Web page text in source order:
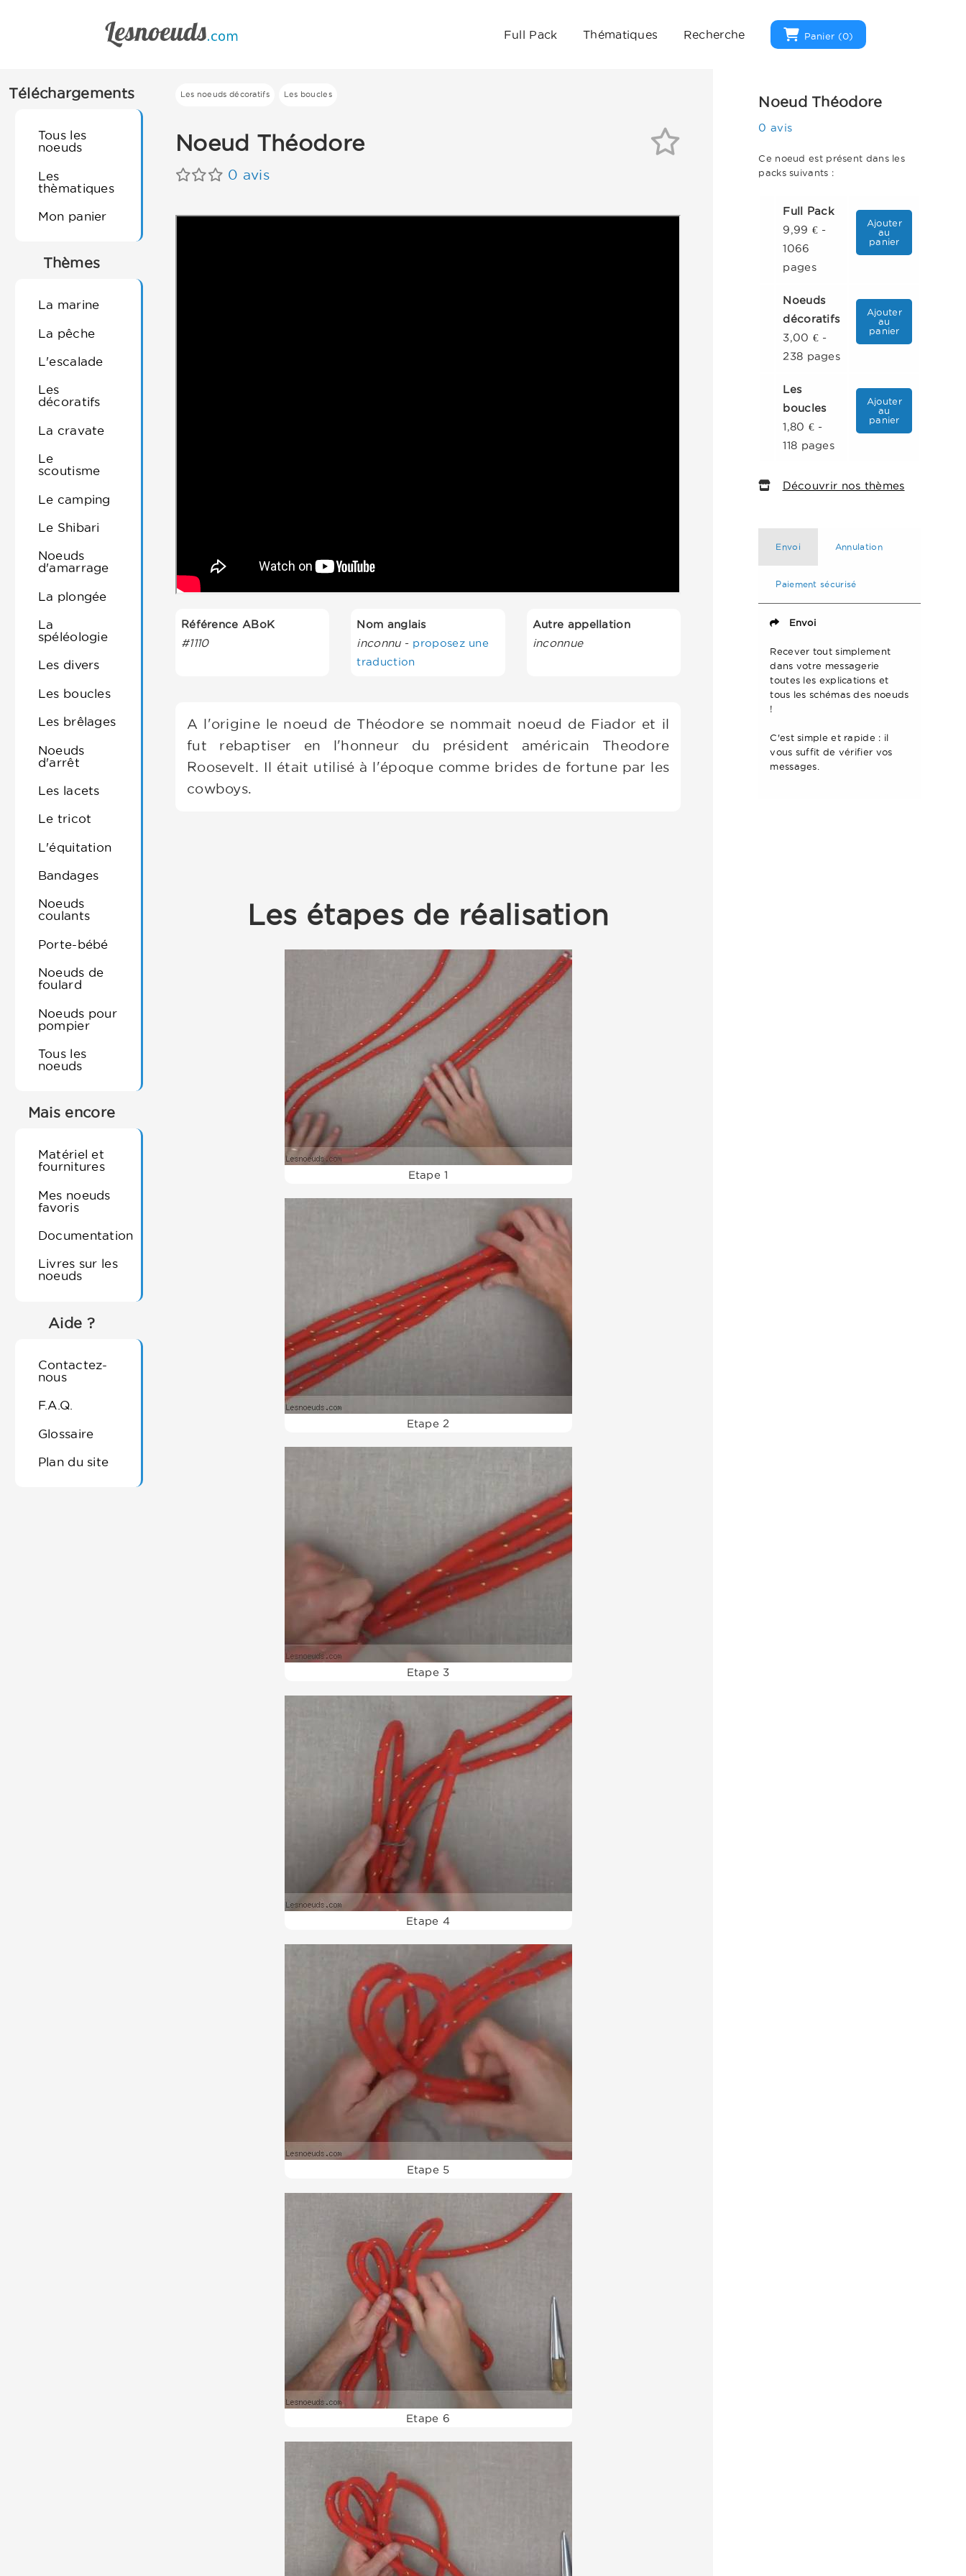
Full Pack Thématiques Recherche Panier (0)
Téléchargements
Tous les
noeuds
Les
thèmatiques
Mon panier
Thèmes
La marine
La pêche
L'escalade
Les
décoratifs
La cravate
Le
scoutisme
Le camping
Le Shibari
Noeuds
d'amarrage
La plongée
La
spéléologie
Les divers
Les boucles
Les brêlages
Noeuds
d'arrêt
Les lacets
Le tricot
L'équitation
Bandages
Noeuds
coulants
Porte-bébé
Noeuds de
foulard
Noeuds pour
pompier
Tous les
noeuds
Mais encore
Matériel et
fournitures
Mes noeuds
favoris
Documentation
Livres sur les
noeuds
Aide ?
Contactez-
nous
F.A.Q.
Glossaire
Plan du site
Les noeuds décoratifs Les boucles
Noeud Théodore
0 avis
Référence ABoK
#1110
Nom anglais
inconnu- proposez une
traduction
Autre appellation
inconnue
A l'origine le noeud de Théodore se nommait noeud de Fiador et il
fut rebaptiser en l'honneur du président américain Theodore
Roosevelt. Il était utilisé à l'époque comme brides de fortune par les
cowboys.
Les étapes de réalisation
Etape 1
Etape 2
Etape 3
Etape 4
Etape 5
Etape 6
Noeud Théodore
0 avis
Ce noeud est présent dans les
packs suivants :
Full Pack
9,99 € -
1066
pages
Ajouter
au
panier
Noeuds
décoratifs
3,00 € -
238 pages
Ajouter
au
panier
Les
boucles
1,80 € -
118 pages
Ajouter
au
panier
Découvrir nos thèmes
Envoi Annulation
Paiement sécurisé
Envoi
Recever tout simplement
dans votre messagerie
toutes les explications et
tous les schémas des noeuds
!
C'est simple et rapide : il
vous suffit de vérifier vos
messages.